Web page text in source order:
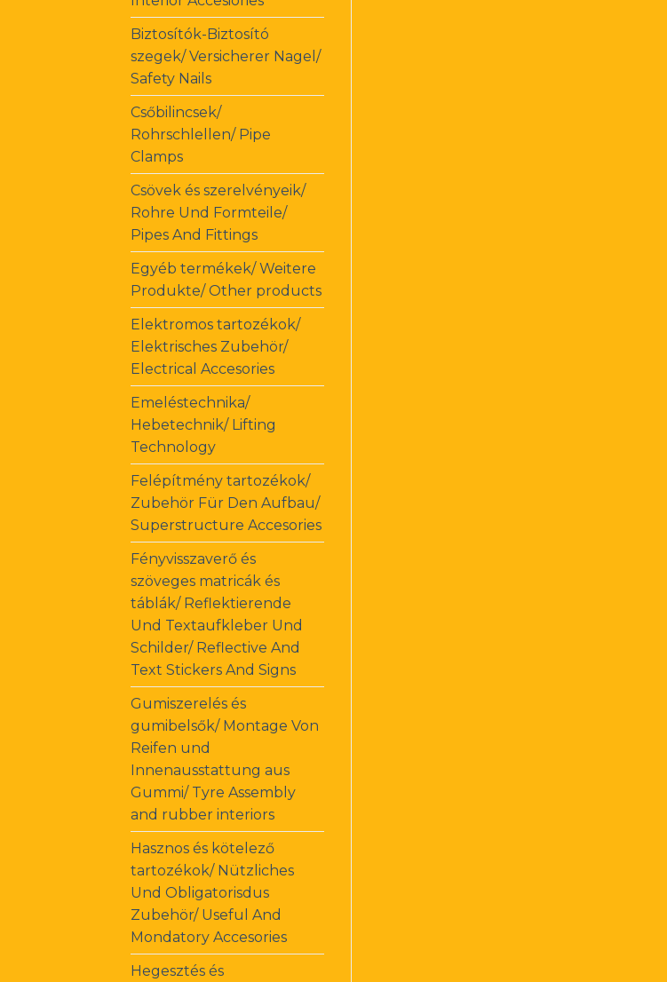
Biztosítók-Biztosító
szegek/ Versicherer Nagel/
Safety Nails
Csőbilincsek/
Rohrschlellen/ Pipe
Clamps
Csövek és szerelvényeik/
Rohre Und Formteile/
Pipes And Fittings
Egyéb termékek/ Weitere
Produkte/ Other products
Elektromos tartozékok/
Elektrisches Zubehör/
Electrical Accesories
Emeléstechnika/
Hebetechnik/ Lifting
Technology
Felépítmény tartozékok/
Zubehör Für Den Aufbau/
Superstructure Accesories
Fényvisszaverő és
szöveges matricák és
táblák/ Reflektierende
Und Textaufkleber Und
Schilder/ Reflective And
Text Stickers And Signs
Gumiszerelés és
gumibelsők/ Montage Von
Reifen und
Innenausstattung aus
Gummi/ Tyre Assembly
and rubber interiors
Hasznos és kötelező
tartozékok/ Nützliches
Und Obligatorisdus
Zubehör/ Useful And
Mondatory Accesories
Hegesztés és